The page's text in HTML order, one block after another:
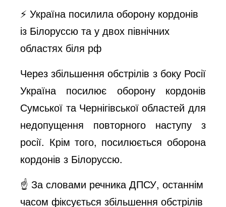
⚡️ Україна посилила оборону кордонів
із Білоруссю та у двох північних
областях біля рф
Через збільшення обстрілів з боку Росії
Україна посилює оборону кордонів
Сумської та Чернігівської областей для
недопущення повторного наступу з
росії. Крім того, посилюється оборона
кордонів з Білоруссю.
☝️ За словами речника ДПСУ, останнім
часом фіксується збільшення обстрілів